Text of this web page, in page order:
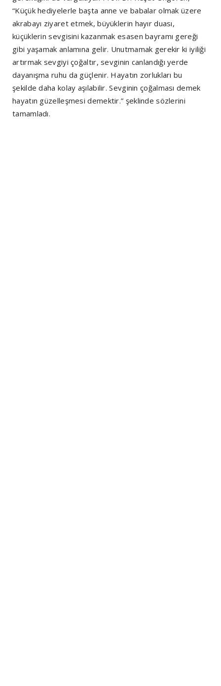
“Küçük hediyelerle başta anne ve babalar olmak üzere
akrabayı ziyaret etmek, büyüklerin hayır duası,
küçüklerin sevgisini kazanmak esasen bayramı gereği
gibi yaşamak anlamına gelir. Unutmamak gerekir ki iyiliği
artırmak sevgiyi çoğaltır, sevginin canlandığı yerde
dayanışma ruhu da güçlenir. Hayatın zorlukları bu
şekilde daha kolay aşılabilir. Sevginin çoğalması demek
hayatın güzelleşmesi demektir.” şeklinde sözlerini
tamamladı.